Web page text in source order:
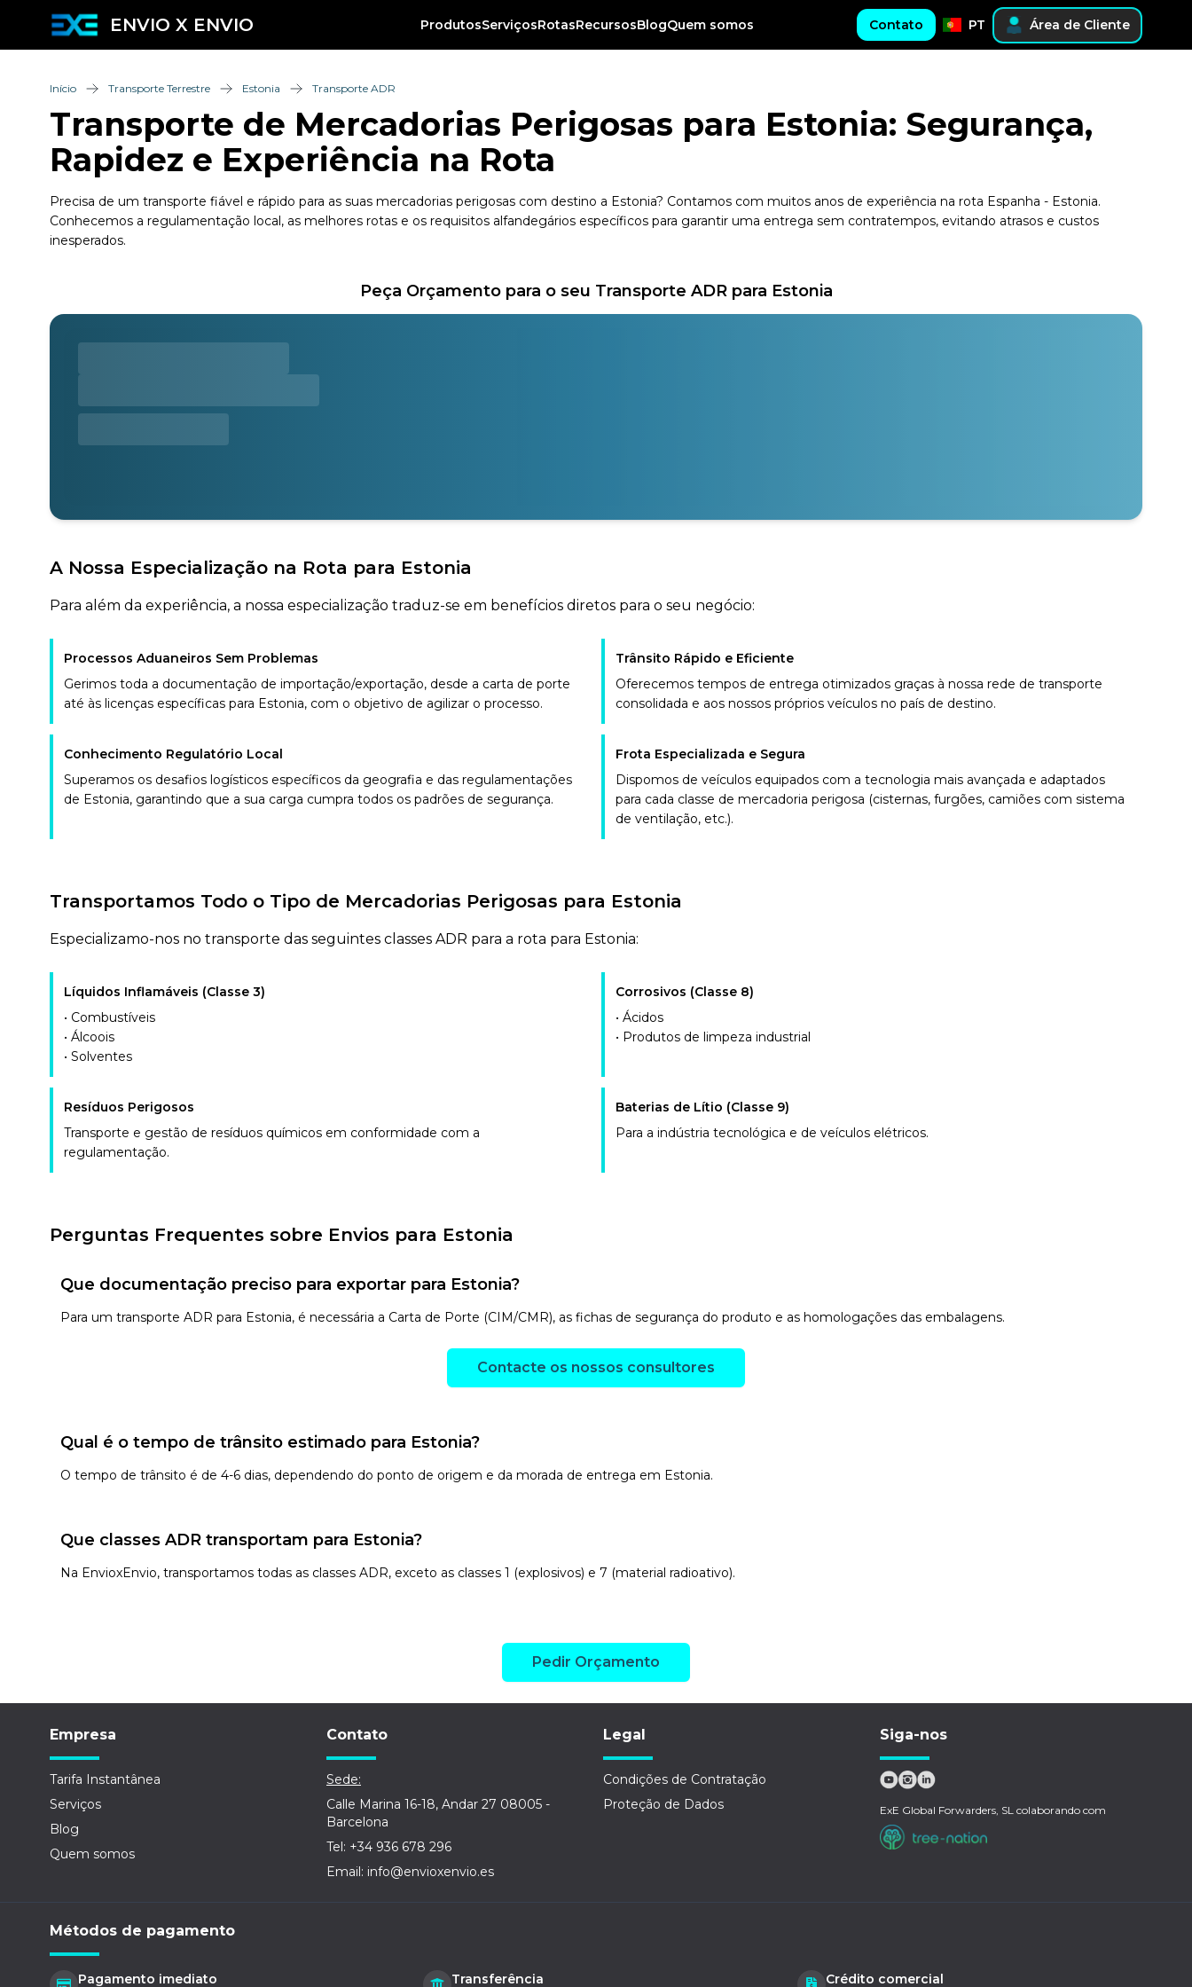
ENVIO X ENVIO ProdutosServiçosRotasRecursosBlogQuem somos Contato PT Área de Cliente
Início Transporte Terrestre Estonia Transporte ADR
Transporte de Mercadorias Perigosas para Estonia: Segurança,
Rapidez e Experiência na Rota
Precisa de um transporte fiável e rápido para as suas mercadorias perigosas com destino a Estonia? Contamos com muitos anos de experiência na rota Espanha - Estonia.
Conhecemos a regulamentação local, as melhores rotas e os requisitos alfandegários específicos para garantir uma entrega sem contratempos, evitando atrasos e custos
inesperados.
Peça Orçamento para o seu Transporte ADR para Estonia
A Nossa Especialização na Rota para Estonia
Para além da experiência, a nossa especialização traduz-se em benefícios diretos para o seu negócio:
Processos Aduaneiros Sem Problemas
Gerimos toda a documentação de importação/exportação, desde a carta de porte
até às licenças específicas para Estonia, com o objetivo de agilizar o processo.
Trânsito Rápido e Eficiente
Oferecemos tempos de entrega otimizados graças à nossa rede de transporte
consolidada e aos nossos próprios veículos no país de destino.
Conhecimento Regulatório Local
Superamos os desafios logísticos específicos da geografia e das regulamentações
de Estonia, garantindo que a sua carga cumpra todos os padrões de segurança.
Frota Especializada e Segura
Dispomos de veículos equipados com a tecnologia mais avançada e adaptados
para cada classe de mercadoria perigosa (cisternas, furgões, camiões com sistema
de ventilação, etc.).
Transportamos Todo o Tipo de Mercadorias Perigosas para Estonia
Especializamo-nos no transporte das seguintes classes ADR para a rota para Estonia:
Líquidos Inflamáveis (Classe 3)
• Combustíveis
• Álcoois
• Solventes
Corrosivos (Classe 8)
• Ácidos
• Produtos de limpeza industrial
Resíduos Perigosos
Transporte e gestão de resíduos químicos em conformidade com a
regulamentação.
Baterias de Lítio (Classe 9)
Para a indústria tecnológica e de veículos elétricos.
Perguntas Frequentes sobre Envios para Estonia
Que documentação preciso para exportar para Estonia?
Para um transporte ADR para Estonia, é necessária a Carta de Porte (CIM/CMR), as fichas de segurança do produto e as homologações das embalagens.
Contacte os nossos consultores
Qual é o tempo de trânsito estimado para Estonia?
O tempo de trânsito é de 4-6 dias, dependendo do ponto de origem e da morada de entrega em Estonia.
Que classes ADR transportam para Estonia?
Na EnvioxEnvio, transportamos todas as classes ADR, exceto as classes 1 (explosivos) e 7 (material radioativo).
Pedir Orçamento
Empresa
Tarifa Instantânea
Serviços
Blog
Quem somos
Contato
Sede:
Calle Marina 16-18, Andar 27 08005 -
Barcelona
Tel: +34 936 678 296
Email: info@envioxenvio.es
Legal
Condições de Contratação
Proteção de Dados
Siga-nos
ExE Global Forwarders, SL colaborando com
Métodos de pagamento
Pagamento imediato Transferência Crédito comercial